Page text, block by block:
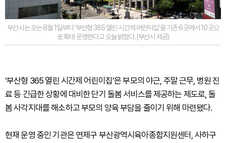
부산시는 오는 8월 1일부터 ‘부산형 365 열린 시간제 어린이집’을 기존 6곳에서 10곳으
로 확대 운영한다고 오늘 밝혔다. (부산시 제공)
‘부산형 365 열린 시간제 어린이집’은 부모의 야근, 주말 근무, 병원 진
료 등 긴급한 상황에 대비한 단기 돌봄 서비스를 제공하는 제도로, 돌
봄 사각지대를 해소하고 부모의 양육 부담을 줄이기 위해 마련됐다.
현재 운영 중인 기관은 연제구 부산광역시육아종합지원센터, 사하구